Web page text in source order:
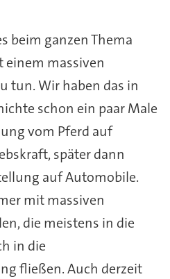
beim ganzen Thema
einem massiven
tun. Wir haben das in
schon ein paar Male
vom Pferd auf
später dann
auf Automobile.
mit massiven
die meistens in die
in die
fließen. Auch derzeit